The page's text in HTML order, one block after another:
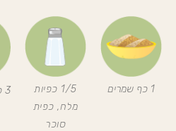
1 כף שמרים
1/5 כפיות
מלח, כפית
סוכר
3 כפות שמן זית